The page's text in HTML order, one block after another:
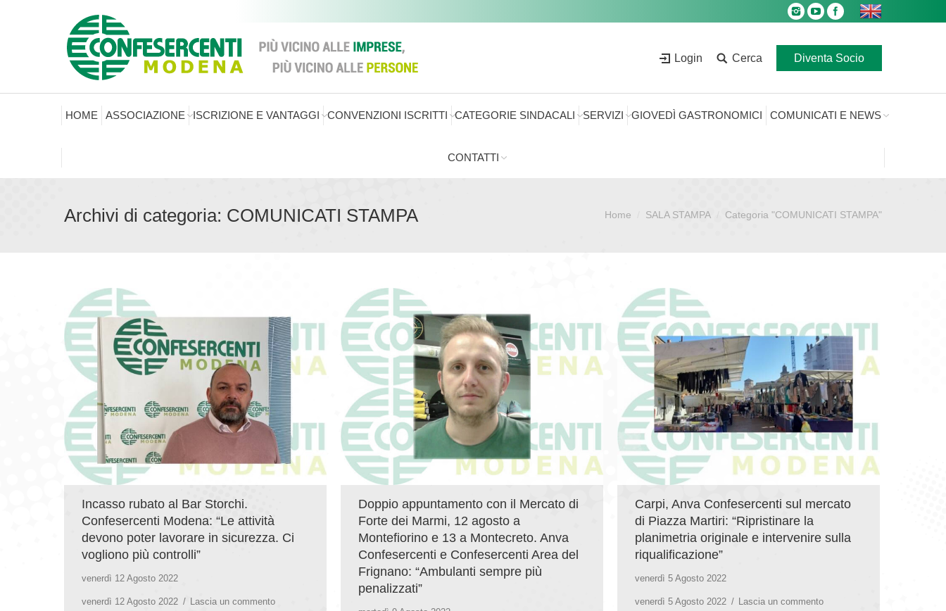
Login Cerca Diventa Socio
HOME ASSOCIAZIONE ISCRIZIONE E VANTAGGI CONVENZIONI ISCRITTI CATEGORIE SINDACALI SERVIZI GIOVEDÌ GASTRONOMICI COMUNICATI E NEWS
CONTATTI
Archivi di categoria: COMUNICATI STAMPA Home SALA STAMPA Categoria "COMUNICATI STAMPA"
Incasso rubato al Bar Storchi.
Confesercenti Modena: “Le attività
devono poter lavorare in sicurezza. Ci
vogliono più controlli”
venerdì 12 Agosto 2022
venerdì 12 Agosto 2022
Lascia un commento
Doppio appuntamento con il Mercato di
Forte dei Marmi, 12 agosto a
Montefiorino e 13 a Montecreto. Anva
Confesercenti e Confesercenti Area del
Frignano: “Ambulanti sempre più
penalizzati”
Carpi, Anva Confesercenti sul mercato
di Piazza Martiri: “Ripristinare la
planimetria originale e intervenire sulla
riqualificazione”
venerdì 5 Agosto 2022
venerdì 5 Agosto 2022
Lascia un commento